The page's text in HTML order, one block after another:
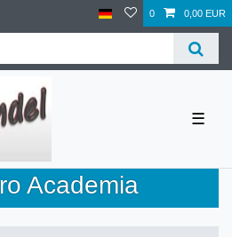
0 0,00 EUR
☰
Academia